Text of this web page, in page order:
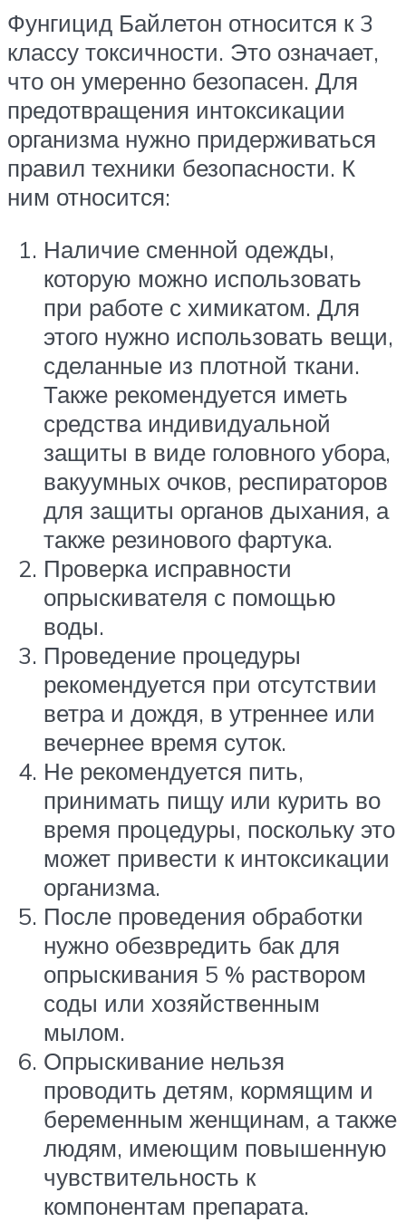
Фунгицид Байлетон относится к 3
классу токсичности. Это означает,
что он умеренно безопасен. Для
предотвращения интоксикации
организма нужно придерживаться
правил техники безопасности. К
ним относится:
Наличие сменной одежды,
которую можно использовать
при работе с химикатом. Для
этого нужно использовать вещи,
сделанные из плотной ткани.
Также рекомендуется иметь
средства индивидуальной
защиты в виде головного убора,
вакуумных очков, респираторов
для защиты органов дыхания, а
также резинового фартука.
Проверка исправности
опрыскивателя с помощью
воды.
Проведение процедуры
рекомендуется при отсутствии
ветра и дождя, в утреннее или
вечернее время суток.
Не рекомендуется пить,
принимать пищу или курить во
время процедуры, поскольку это
может привести к интоксикации
организма.
После проведения обработки
нужно обезвредить бак для
опрыскивания 5 % раствором
соды или хозяйственным
мылом.
Опрыскивание нельзя
проводить детям, кормящим и
беременным женщинам, а также
людям, имеющим повышенную
чувствительность к
компонентам препарата.